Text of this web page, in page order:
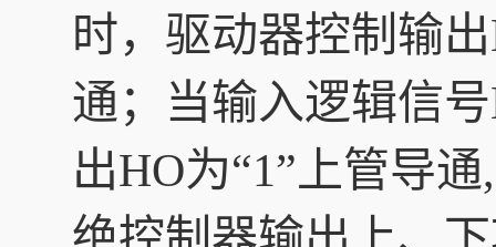
时，驱动器控制输
通；当输入逻辑信
出HO为“1”上管导